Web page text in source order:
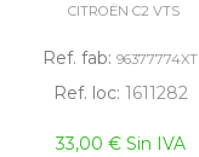
CITROËN C2 VTS
Ref. fab: 96377774XT
Ref. loc: 1611282
33,00 € Sin IVA